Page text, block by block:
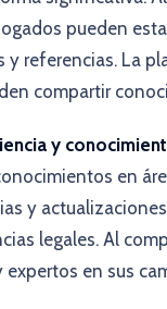
pueden
y referencias. La
compartir
y
en
y
legales. Al
en sus